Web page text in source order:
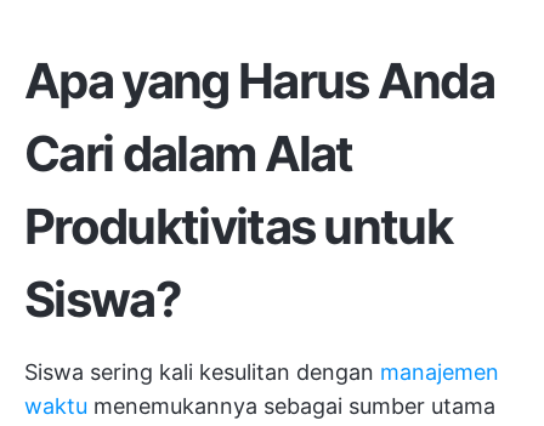
Apa yang Harus Anda
Cari dalam Alat
Produktivitas untuk
Siswa?
Siswa sering kali kesulitan dengan manajemen
waktu menemukannya sebagai sumber utama